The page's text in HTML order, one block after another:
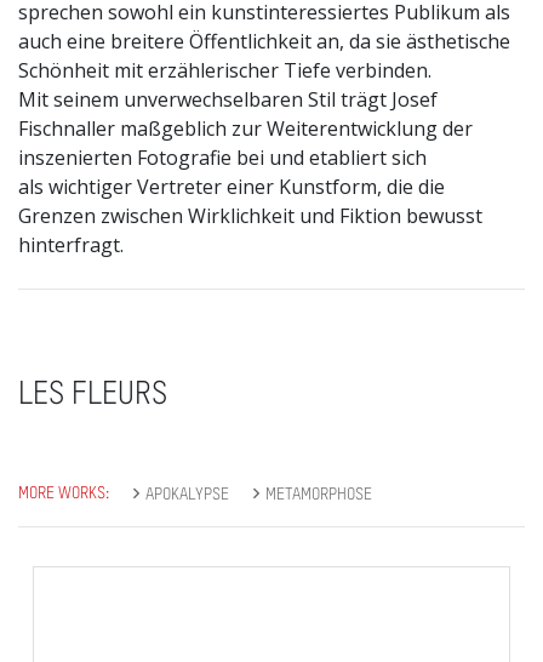
sprechen sowohl ein kunstinteressiertes Publikum als
auch eine breitere Öffentlichkeit an, da sie ästhetische
Schönheit mit erzählerischer Tiefe verbinden.
Mit seinem unverwechselbaren Stil trägt Josef
Fischnaller maßgeblich zur Weiterentwicklung der
inszenierten Fotografie bei und etabliert sich
als wichtiger Vertreter einer Kunstform, die die
Grenzen zwischen Wirklichkeit und Fiktion bewusst
hinterfragt.
LES FLEURS
MORE WORKS: APOKALYPSE METAMORPHOSE